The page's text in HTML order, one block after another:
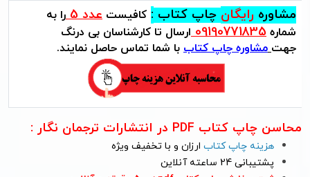
مشاوره رایگان چاپ کتاب : کافیست عدد 5 را به
شماره 09190771835 ارسال تا کارشناسان بی درنگ
جهت مشاوره چاپ کتاب با شما تماس حاصل نمایند.
محاسن چاپ کتاب PDF در انتشارات ترجمان نگار :
هزینه چاپ کتاب ارزان و با تخفیف ویژه
پشتیبانی 24 ساعته آنلاین